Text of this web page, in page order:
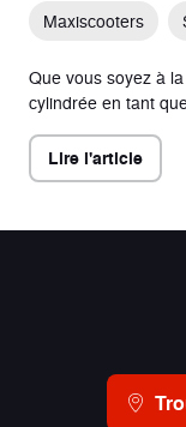
Maxiscooters
Que vous soyez à
cylindrée en tant
Lire l'article